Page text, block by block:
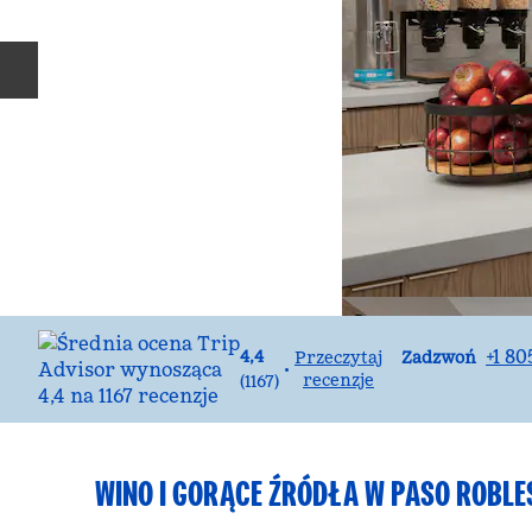
4,4
(1167)
•
Przeczytaj
recenzje
Zadzwoń
Rozmowa+1
WINO I GORĄCE ŹRÓDŁA W PASO